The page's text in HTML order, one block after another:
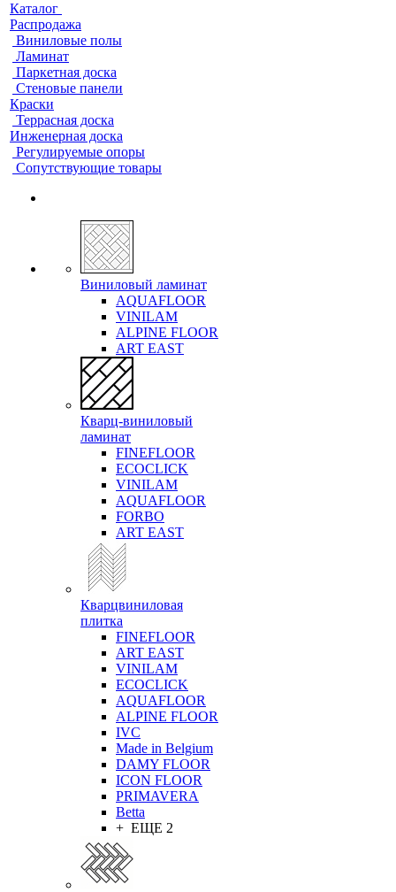
Каталог
Распродажа
Виниловые полы
Ламинат
Паркетная доска
Стеновые панели
Краски
Террасная доска
Инженерная доска
Регулируемые опоры
Сопутствующие товары
Виниловый ламинат
AQUAFLOOR
VINILAM
ALPINE FLOOR
ART EAST
Кварц-виниловый
ламинат
FINEFLOOR
ECOCLICK
VINILAM
AQUAFLOOR
FORBO
ART EAST
Кварцвиниловая
плитка
FINEFLOOR
ART EAST
VINILAM
ECOCLICK
AQUAFLOOR
ALPINE FLOOR
IVC
Made in Belgium
DAMY FLOOR
ICON FLOOR
PRIMAVERA
Betta
+ ЕЩЕ 2